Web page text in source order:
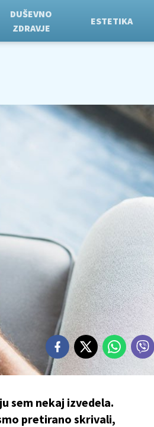
DUŠEVNO
ZDRAVJE
ESTETIKA
sem nekaj izvedela.
pretirano skrivali,